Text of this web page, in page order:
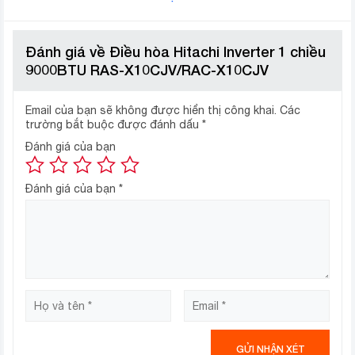
nhất giúp làm lạnh hiệu quả mà tiết kiệm điện cho nhà
bạn.
Đánh giá về Điều hòa Hitachi Inverter 1 chiều
9000BTU RAS-X10CJV/RAC-X10CJV
Email của bạn sẽ không được hiển thị công khai. Các
trường bắt buộc được đánh dấu *
Đánh giá của bạn
Đánh giá của bạn *